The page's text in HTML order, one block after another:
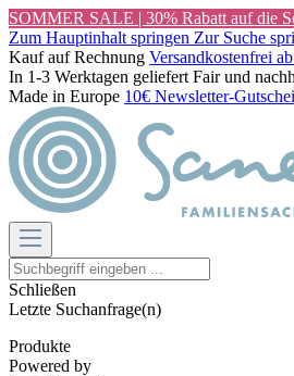
SOMMER SALE | 30% Rabatt auf die
Zum Hauptinhalt springen Zur Suche
Kauf auf Rechnung Versandkostenfrei
In 1-3 Werktagen geliefert Fair und
Made in Europe 10€ Newsletter-
Schließen
Letzte Suchanfrage(n)
Produkte
Powered by